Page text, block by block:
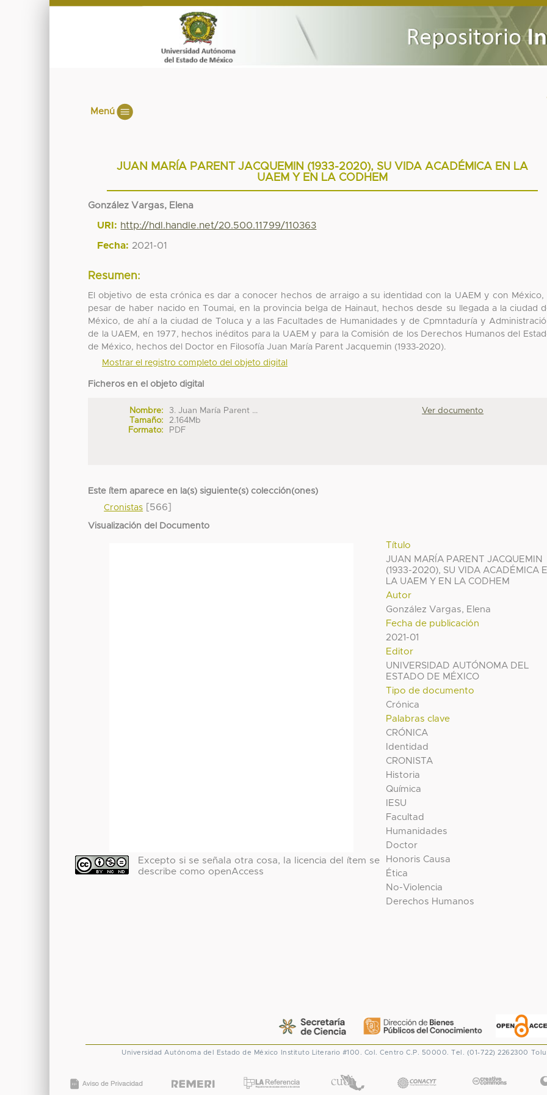
Menú
JUAN MARÍA PARENT JACQUEMIN (1933-2020), SU VIDA ACADÉMICA EN LA
UAEM Y EN LA CODHEM
González Vargas, Elena
URI: http://hdl.handle.net/20.500.11799/110363
Fecha: 2021-01
Resumen:
El objetivo de esta crónica es dar a conocer hechos de arraigo a su identidad con la UAEM y con México,
pesar de haber nacido en Toumai, en la provincia belga de Hainaut, hechos desde su llegada a la ciudad
México, de ahí a la ciudad de Toluca y a las Facultades de Humanidades y de Cpmntaduría y
de la UAEM, en 1977, hechos inéditos para la UAEM y para la Comisión de los Derechos Humanos del
de México, hechos del Doctor en Filosofía Juan María Parent Jacquemin (1933-2020).
Mostrar el registro completo del objeto digital
Ficheros en el objeto digital
Nombre:
3. Juan María Parent ...
Tamaño:
2.164Mb
Formato:
PDF
Ver documento
Este ítem aparece en la(s) siguiente(s) colección(ones)
Cronistas [566]
Visualización del Documento
Título
JUAN MARÍA PARENT JACQUEMIN
(1933-2020), SU VIDA ACADÉMICA
LA UAEM Y EN LA CODHEM
Autor
González Vargas, Elena
Fecha de publicación
2021-01
Editor
UNIVERSIDAD AUTÓNOMA DEL
ESTADO DE MÉXICO
Tipo de documento
Crónica
Palabras clave
CRÓNICA
Identidad
CRONISTA
Historia
Química
IESU
Facultad
Humanidades
Doctor
Honoris Causa
Ética
No-Violencia
Derechos Humanos
Excepto si se señala otra cosa, la licencia del ítem se
describe como openAccess
Universidad Autónoma del Estado de México Instituto Literario #100. Col. Centro C.P. 50000. Tel. (01-722) 2262300